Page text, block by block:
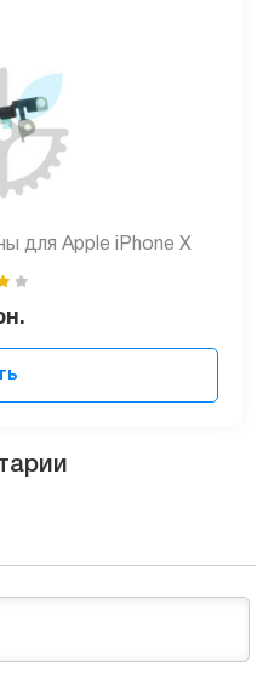
для Apple iPhone X